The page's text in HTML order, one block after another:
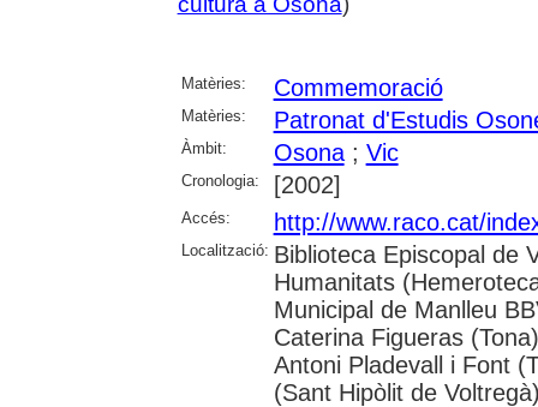
Matèries: Commemoració
Matèries: Patronat d'Estudis
Àmbit: Osona; Vic
Cronologia: [2002]
Accés: http://www.raco.cat/
Localització: Biblioteca Episcopal de
Humanitats
Municipal de Manlleu
Caterina Figueras
Antoni Pladevall i Font
(Sant Hipòlit de